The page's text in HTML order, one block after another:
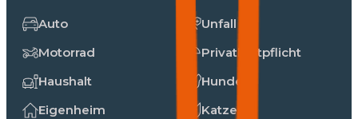
Auto
Motorrad
Haushalt
Eigenheim
Unfall
Privathaftpflicht
Hunde
Katzen